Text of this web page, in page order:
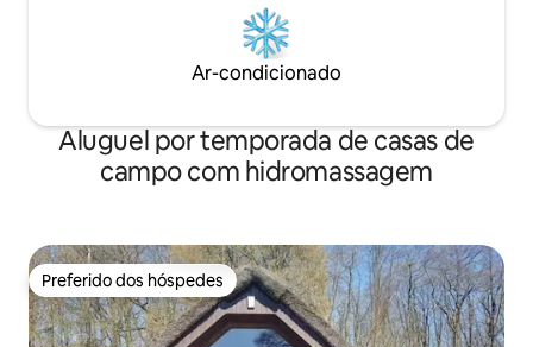
Ar-condicionado
Aluguel por temporada de casas de
campo com hidromassagem
Preferido dos hóspedes
Preferido dos hóspedes